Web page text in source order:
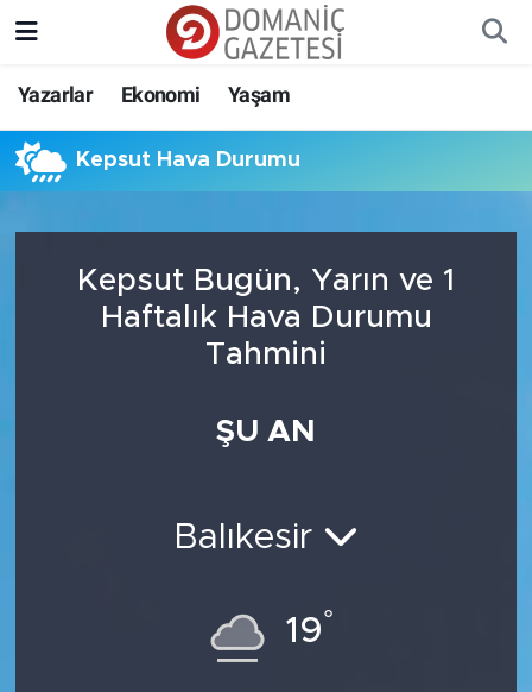
Yazarlar Ekonomi Yaşam
Kepsut Hava Durumu
Kepsut Bugün, Yarın ve 1
Haftalık Hava Durumu
Tahmini
ŞU AN
Balıkesir
19°